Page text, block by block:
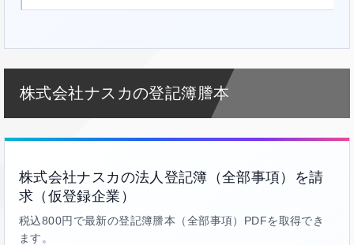
株式会社ナスカの登記簿謄本
株式会社ナスカの法人登記簿（全部事項）を請
求（仮登録企業）
税込800円で最新の登記簿謄本（全部事項）PDFを取得でき
ます。